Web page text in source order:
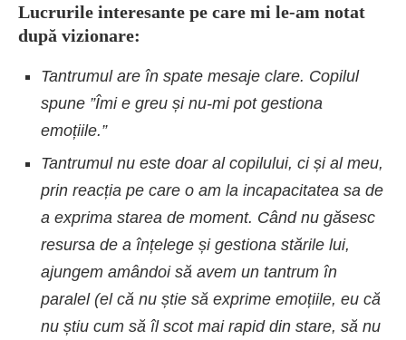
Lucrurile interesante pe care mi le-am notat
după vizionare:
Tantrumul are în spate mesaje clare. Copilul
spune ”Îmi e greu și nu-mi pot gestiona
emoțiile.”
Tantrumul nu este doar al copilului, ci și al meu,
prin reacția pe care o am la incapacitatea sa de
a exprima starea de moment. Când nu găsesc
resursa de a înțelege și gestiona stările lui,
ajungem amândoi să avem un tantrum în
paralel (el că nu știe să exprime emoțiile, eu că
nu știu cum să îl scot mai rapid din stare, să nu